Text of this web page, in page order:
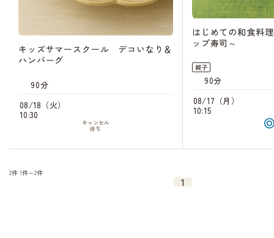
キッズサマースクール デコいなり＆
ハンバーグ
90分
08/18（火）
10:30
キャンセル
待ち
はじめての和食料
ップ寿司～
親子
90分
08/17（月）
10:15
2件 1件～2件
1